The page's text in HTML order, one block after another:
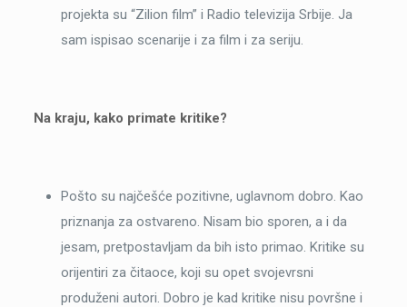
projekta su “Zilion film” i Radio televizija Srbije. Ja
sam ispisao scenarije i za film i za seriju.
Na kraju, kako primate kritike?
Pošto su najčešće pozitivne, uglavnom dobro. Kao
priznanja za ostvareno. Nisam bio sporen, a i da
jesam, pretpostavljam da bih isto primao. Kritike su
orijentiri za čitaoce, koji su opet svojevrsni
produženi autori. Dobro je kad kritike nisu površne i